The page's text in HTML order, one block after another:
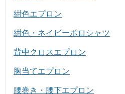
紺色エプロン
紺色・ネイビーポロシャツ
背中クロスエプロン
胸当てエプロン
腰巻き・腰下エプロン